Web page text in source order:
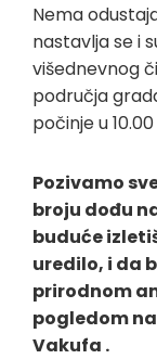
Nema
nastavlja se i
višednevnog
područja
počinje u
Pozivamo
broju dođu
buduće
uredilo, i da
prirodnom
pogledom
Vakufa .